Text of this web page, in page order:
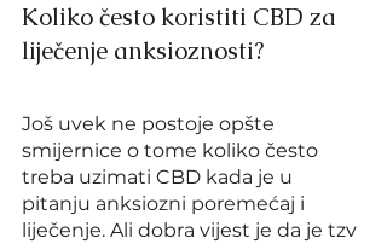
Koliko često koristiti CBD za
liječenje anksioznosti?
Još uvek ne postoje opšte
smijernice o tome koliko često
treba uzimati CBD kada je u
pitanju anksiozni poremećaj i
liječenje. Ali dobra vijest je da je tzv